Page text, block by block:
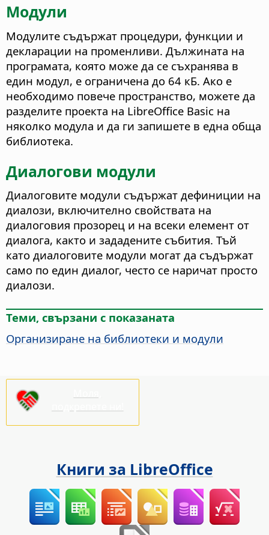
Модули
Модулите съдържат процедури, функции и
декларации на променливи. Дължината на
програмата, която може да се съхранява в
един модул, е ограничена до 64 кБ. Ако е
необходимо повече пространство, можете да
разделите проекта на LibreOffice Basic на
няколко модула и да ги запишете в една обща
библиотека.
Диалогови модули
Диалоговите модули съдържат дефиниции на
диалози, включително свойствата на
диалоговия прозорец и на всеки елемент от
диалога, както и зададените събития. Тъй
като диалоговите модули могат да съдържат
само по един диалог, често се наричат просто
диалози.
Теми, свързани с показаната
Организиране на библиотеки и модули
Книги за LibreOffice